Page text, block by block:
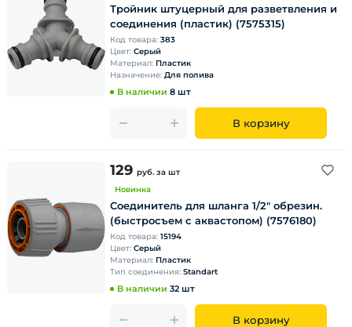
Тройник штуцерный для разветвления и
соединения (пластик) (7575315)
Код товара: 383
Цвет: Серый
Материал: Пластик
Назначение: Для полива
В наличии 8 шт
В корзину
129 руб. за шт
Новинка
Соединитель для шланга 1/2" обрезин.
(быстросъем с аквастопом) (7576180)
Код товара: 15194
Цвет: Серый
Материал: Пластик
Тип соединения: Standart
В наличии 32 шт
В корзину